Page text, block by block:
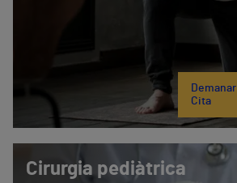
Demanar
Cita
Cirurgia pediàtrica